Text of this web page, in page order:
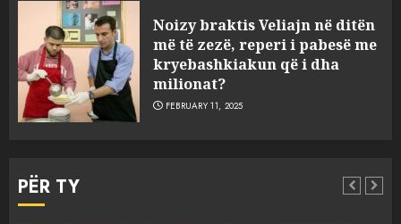
Noizy braktis Veliajn në ditën
më të zezë, reperi i pabesë me
kryebashkiakun që i dha
milionat?
FEBRUARY 11, 2025
PËR TY
3
sulmuan “One Albania”,
ngjarja u fsheh. A u vodhën
serverat?
MARCH 25, 2025